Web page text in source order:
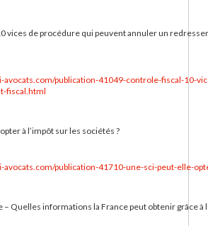
vices de procédure qui peuvent annuler un
avocats.com/publication-41049-controle-fiscal-10-
fiscal.html
à l’impôt sur les sociétés ?
avocats.com/publication-41710-une-sci-peut-elle-
– Quelles informations la France peut obtenir grâce à